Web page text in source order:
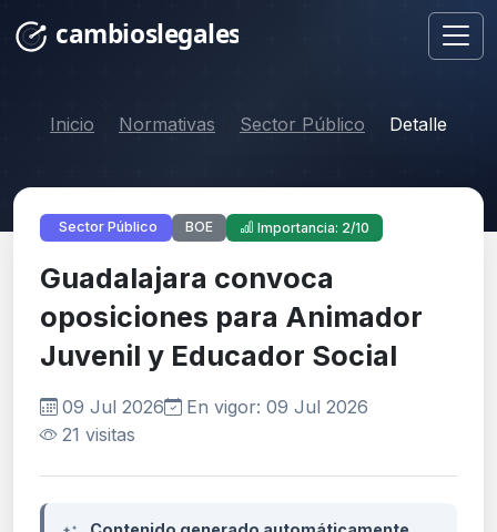
Inicio Normativas Sector Público Detalle
Sector Público BOE Importancia: 2/10
Guadalajara convoca
oposiciones para Animador
Juvenil y Educador Social
09 Jul 2026
En vigor: 09 Jul 2026
21 visitas